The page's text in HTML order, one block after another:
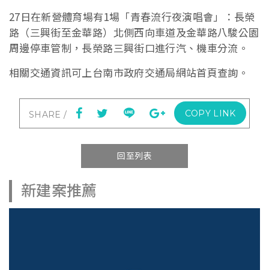
27日在新營體育場有1場「青春流行夜演唱會」：長榮
路（三興街至金華路）北側西向車道及金華路八駿公園
周邊停車管制，長榮路三興街口進行汽、機車分流。
相關交通資訊可上台南市政府交通局網站首頁查詢。
COPY LINK
回至列表
新建案推薦